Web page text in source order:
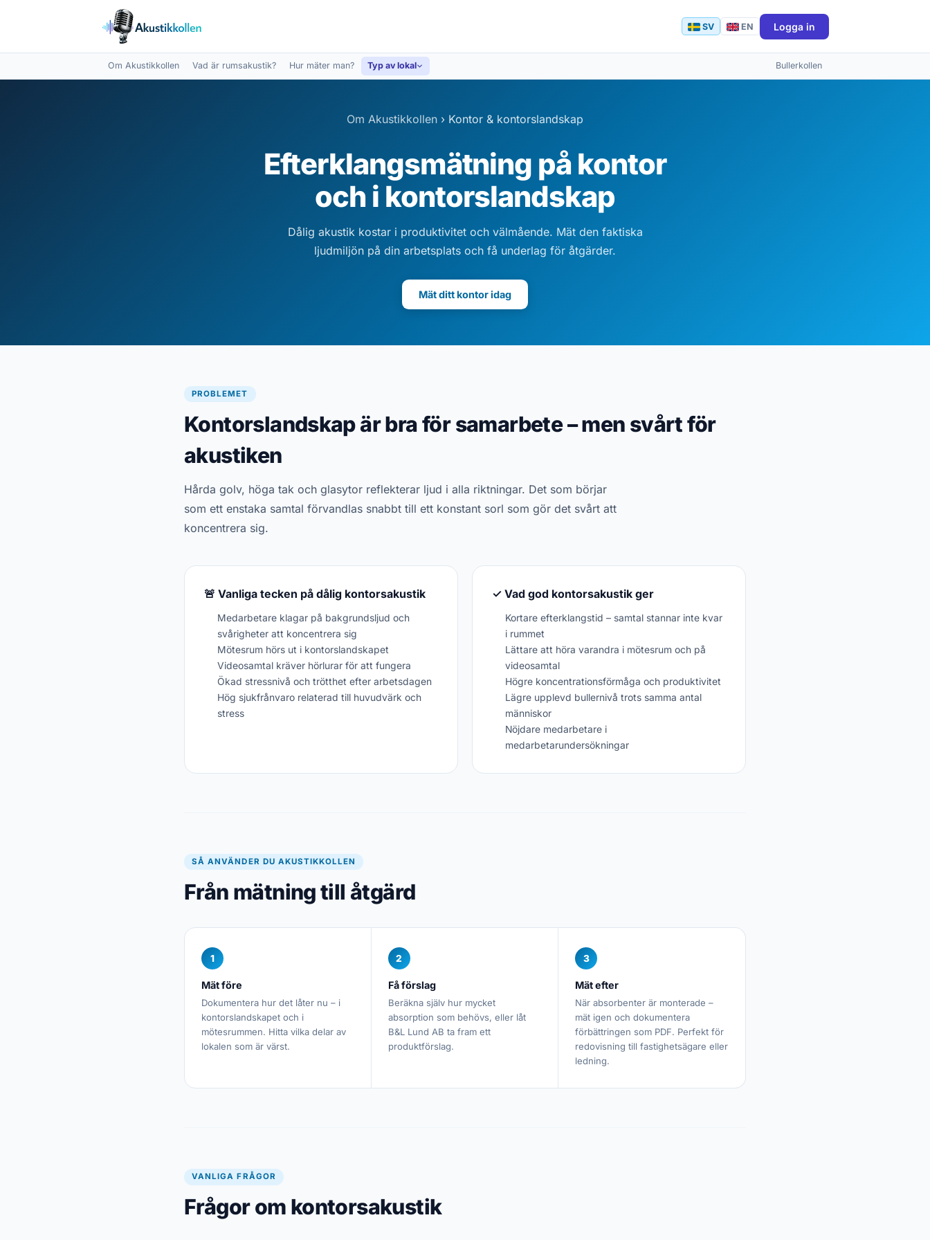
SV EN Logga in
Om Akustikkollen Vad är rumsakustik? Hur mäter man? Typ av lokal Bullerkollen
Om Akustikkollen › Kontor & kontorslandskap
Efterklangsmätning på kontor
och i kontorslandskap
Dålig akustik kostar i produktivitet och välmående. Mät den faktiska
ljudmiljön på din arbetsplats och få underlag för åtgärder.
Mät ditt kontor idag
PROBLEMET
Kontorslandskap är bra för samarbete – men svårt för
akustiken
Hårda golv, höga tak och glasytor reflekterar ljud i alla riktningar. Det som börjar
som ett enstaka samtal förvandlas snabbt till ett konstant sorl som gör det svårt att
koncentrera sig.
🚨 Vanliga tecken på dålig kontorsakustik
Medarbetare klagar på bakgrundsljud och
svårigheter att koncentrera sig
Mötesrum hörs ut i kontorslandskapet
Videosamtal kräver hörlurar för att fungera
Ökad stressnivå och trötthet efter arbetsdagen
Hög sjukfrånvaro relaterad till huvudvärk och
stress
✓ Vad god kontorsakustik ger
Kortare efterklangstid – samtal stannar inte kvar
i rummet
Lättare att höra varandra i mötesrum och på
videosamtal
Högre koncentrationsförmåga och produktivitet
Lägre upplevd bullernivå trots samma antal
människor
Nöjdare medarbetare i
medarbetarundersökningar
SÅ ANVÄNDER DU AKUSTIKKOLLEN
Från mätning till åtgärd
1
Mät före
Dokumentera hur det låter nu – i
kontorslandskapet och i
mötesrummen. Hitta vilka delar av
lokalen som är värst.
2
Få förslag
Beräkna själv hur mycket
absorption som behövs, eller låt
B&L Lund AB ta fram ett
produktförslag.
3
Mät efter
När absorbenter är monterade –
mät igen och dokumentera
förbättringen som PDF. Perfekt för
redovisning till fastighetsägare eller
ledning.
VANLIGA FRÅGOR
Frågor om kontorsakustik